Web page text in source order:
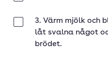
3. Värm mjölk och
låt svalna något
brödet.